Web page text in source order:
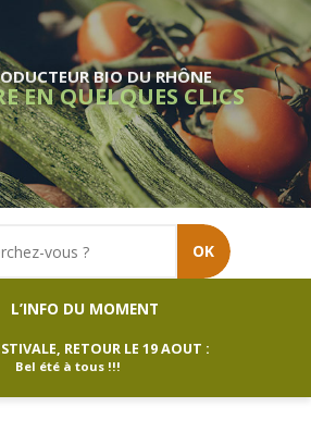
BIO DU RHÔNE
EN QUELQUES CLICS
OK
L’INFO DU MOMENT
RETOUR LE 19 AOUT :
Bel été à tous !!!